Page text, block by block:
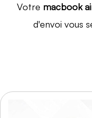
Votre macbook
d'envoi vous